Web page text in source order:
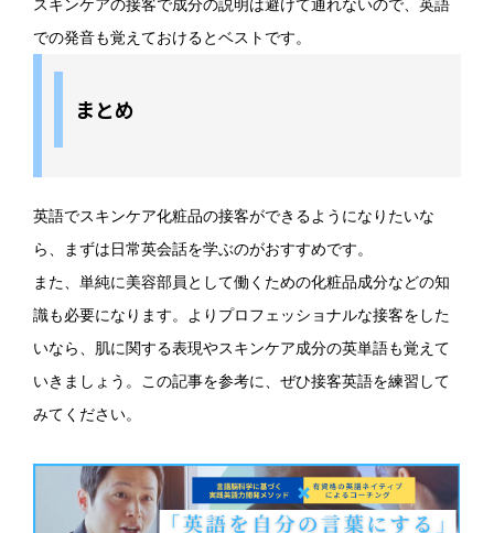
スキンケアの接客で成分の説明は避けて通れないので、英語
での発音も覚えておけるとベストです。
まとめ
英語でスキンケア化粧品の接客ができるようになりたいな
ら、まずは日常英会話を学ぶのがおすすめです。
また、単純に美容部員として働くための化粧品成分などの知
識も必要になります。よりプロフェッショナルな接客をした
いなら、肌に関する表現やスキンケア成分の英単語も覚えて
いきましょう。この記事を参考に、ぜひ接客英語を練習して
みてください。